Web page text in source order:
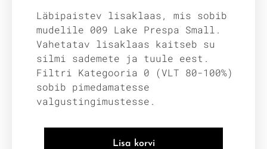
Läbipaistev lisaklaas, mis sobib
mudelile 009 Lake Prespa Small.
Vahetatav lisaklaas kaitseb su
silmi sademete ja tuule eest.
Filtri Kategooria 0 (VLT 80-100%)
sobib pimedamatesse
valgustingimustesse.
Lisa korvi